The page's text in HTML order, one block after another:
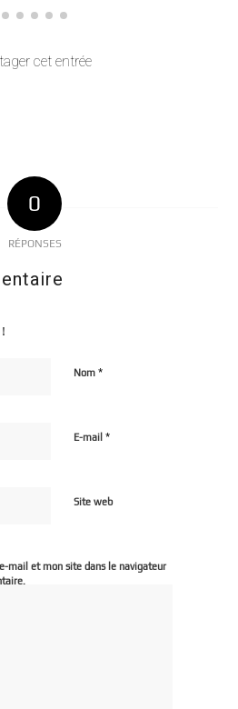
cet entrée
0
RÉPONSES
Nom*
E-mail*
Site web
mail et mon site dans le navigateur